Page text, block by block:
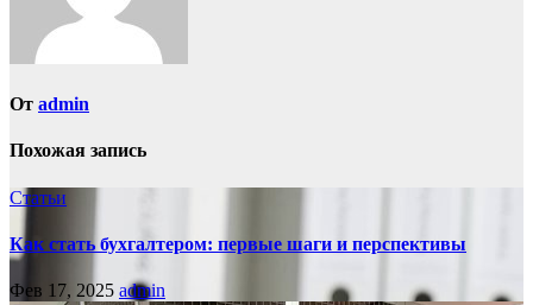
От admin
Похожая запись
Статьи
Как стать бухгалтером: первые шаги и перспективы
Фев 17, 2025 admin